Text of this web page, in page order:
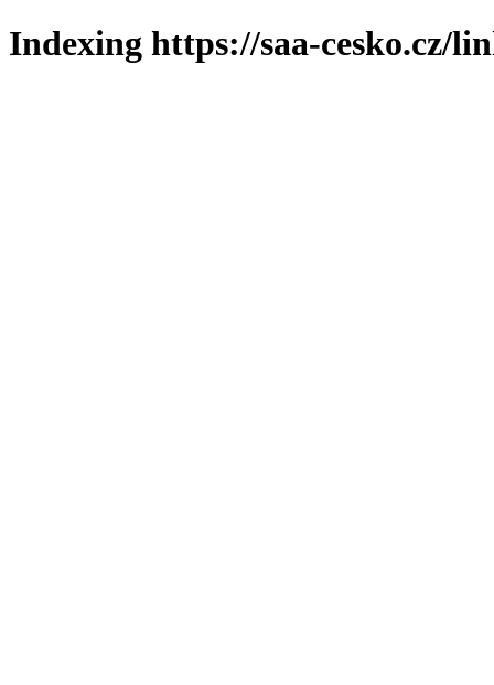
Indexing https://saa-cesko.cz/